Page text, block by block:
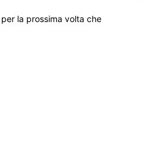
la prossima volta che